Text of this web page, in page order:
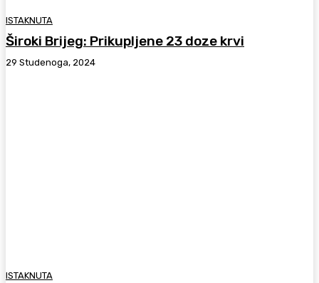
ISTAKNUTA
Široki Brijeg: Prikupljene 23 doze krvi
29 Studenoga, 2024
ISTAKNUTA